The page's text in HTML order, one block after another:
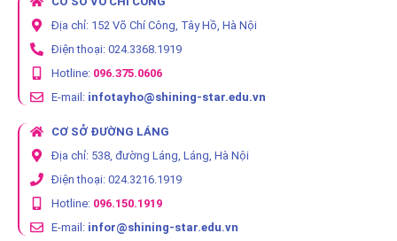
Địa chỉ: 152 Võ Chí Công, Tây Hồ, Hà Nội
Điện thoại: 024.3368.1919
Hotline: 096.375.0606
E-mail: infotayho@shining-star.edu.vn
CƠ SỞ ĐƯỜNG LÁNG
Địa chỉ: 538, đường Láng, Láng, Hà Nội
Điện thoại: 024.3216.1919
Hotline: 096.150.1919
E-mail: infor@shining-star.edu.vn